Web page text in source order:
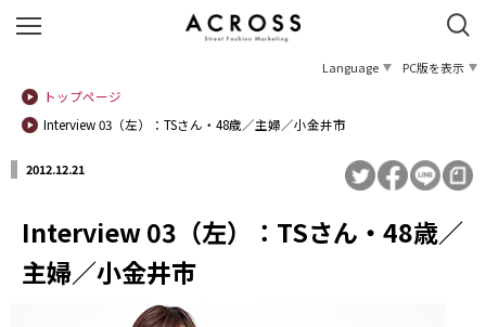
Language
PC版を表示
トップページ
Interview 03（左）：TSさん・48歳／主婦／小金井市
2012.12.21
Interview 03（左）：TSさん・48歳／
主婦／小金井市